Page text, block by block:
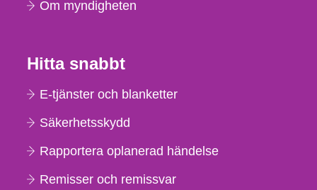
Om myndigheten
Hitta snabbt
E-tjänster och blanketter
Säkerhetsskydd
Rapportera oplanerad händelse
Remisser och remissvar